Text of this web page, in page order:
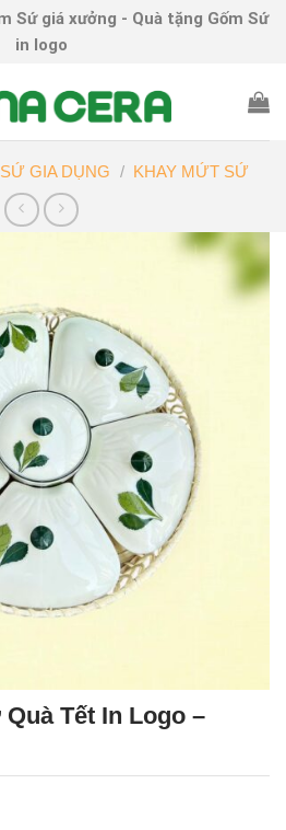
Sứ giá xưởng - Quà tặng Gốm Sứ
in logo
GIA DỤNG / KHAY MỨT SỨ
Tết In Logo –